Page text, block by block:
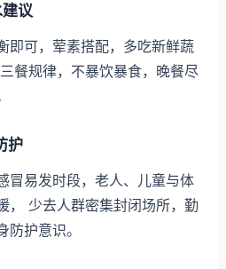
议
即可，荤素搭配，多吃新鲜蔬
餐规律，不暴饮暴食，晚餐尽
护
冒易发时段，老人、儿童与体
， 少去人群密集封闭场所，勤
护意识。